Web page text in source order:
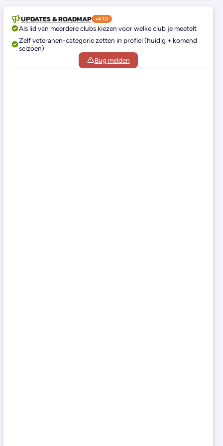
UPDATES & ROADMAP v4.1.0
Als lid van meerdere clubs kiezen voor welke club je meetelt
Zelf veteranen-categorie zetten in profiel (huidig + komend
seizoen)
Bug melden